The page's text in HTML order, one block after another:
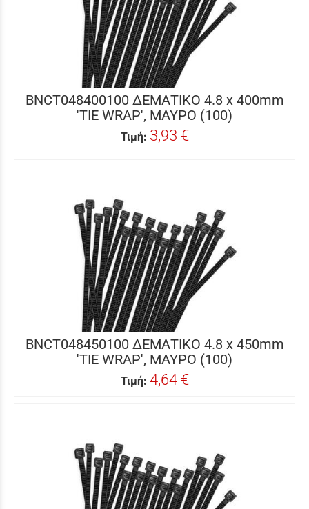
BNCT048400100 ΔΕΜΑΤΙΚΟ 4.8 x 400mm
'TIE WRAP', ΜΑΥΡΟ (100)
Τιμή: 3,93 €
BNCT048450100 ΔΕΜΑΤΙΚΟ 4.8 x 450mm
'TIE WRAP', ΜΑΥΡΟ (100)
Τιμή: 4,64 €